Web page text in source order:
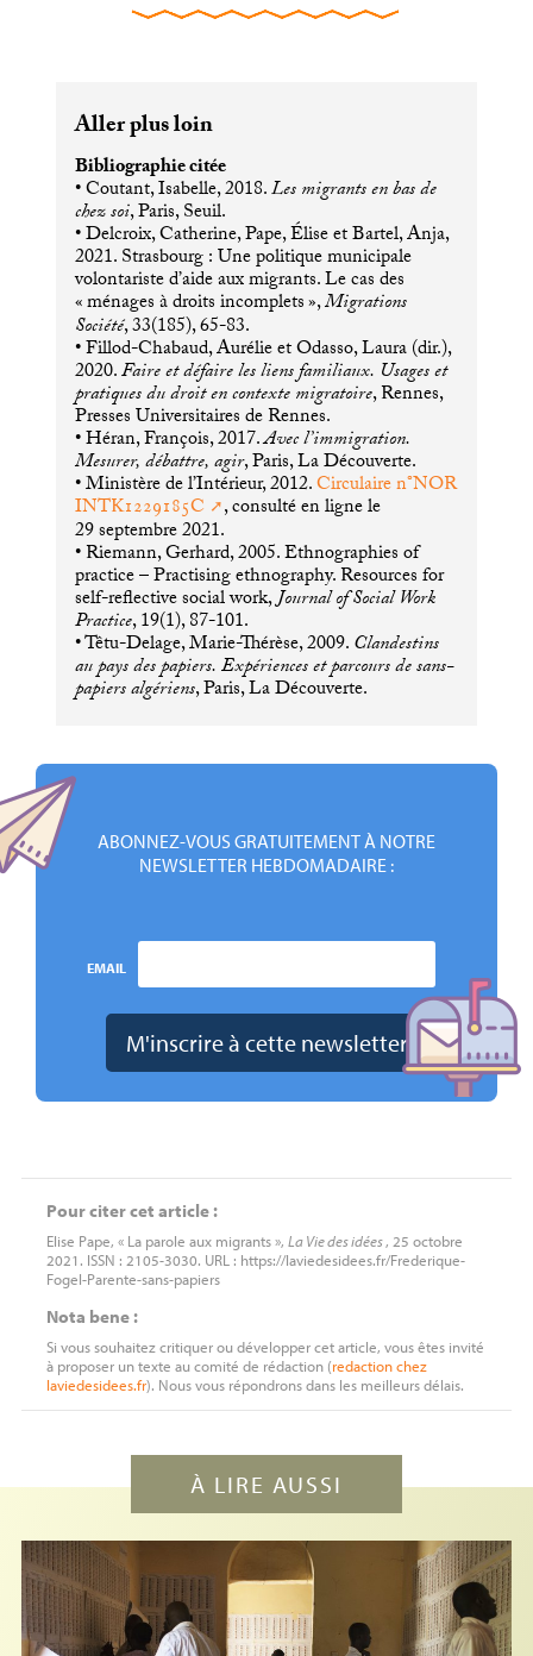
Aller plus loin
Bibliographie citée
• Coutant, Isabelle, 2018.Les migrants en bas de
chez soi, Paris, Seuil.
• Delcroix, Catherine, Pape, Élise et Bartel, Anja,
2021. Strasbourg : Une politique municipale
volontariste d’aide aux migrants. Le cas des
«ménages à droits incomplets»,Migrations
Société, 33(185), 65-83.
• Fillod-Chabaud, Aurélie et Odasso, Laura (dir.),
2020.Faire et défaire les liens familiaux. Usages et
pratiques du droit en contexte migratoire, Rennes,
Presses Universitaires de Rennes.
• Héran, François, 2017.Avec l’immigration.
Mesurer, débattre, agir, Paris, La Découverte.
• Ministère de l’Intérieur, 2012.Circulaire n°NOR
INTK1229185C , consulté en ligne le
29 septembre 2021.
• Riemann, Gerhard, 2005. Ethnographies of
practice – Practising ethnography. Resources for
self-reflective social work,Journal of Social Work
Practice, 19(1), 87-101.
• Têtu-Delage, Marie-Thérèse, 2009.Clandestins
au pays des papiers. Expériences et parcours de sans-
papiers algériens, Paris, La Découverte.
ABONNEZ-VOUS GRATUITEMENT À NOTRE
NEWSLETTER HEBDOMADAIRE :
EMAIL
Pour citer cet article :
Elise Pape, « La parole aux migrants », La Vie des idées, 25 octobre
2021. ISSN : 2105-3030. URL : https://laviedesidees.fr/Frederique-
Fogel-Parente-sans-papiers
Nota bene :
Si vous souhaitez critiquer ou développer cet article, vous êtes invité
à proposer un texte au comité de rédaction (redactionchez
laviedesidees.fr). Nous vous répondrons dans les meilleurs délais.
À LIRE AUSSI